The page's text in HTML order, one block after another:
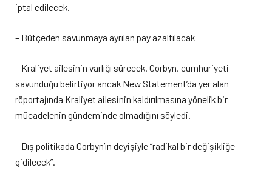
iptal edilecek.
– Bütçeden savunmaya ayrılan pay azaltılacak
– Kraliyet ailesinin varlığı sürecek. Corbyn, cumhuriyeti
savunduğu belirtiyor ancak New Statement’da yer alan
röportajında Kraliyet ailesinin kaldırılmasına yönelik bir
mücadelenin gündeminde olmadığını söyledi.
– Dış politikada Corbyn’ın deyişiyle “radikal bir değişikliğe
gidilecek”.